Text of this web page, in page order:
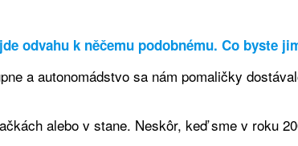
odvahu k něčemu podobnému. Co byste
a autonomádstvo sa nám pomaličky
alebo v stane. Neskôr, keď sme v roku